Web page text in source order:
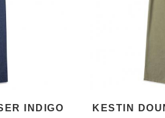
INDIGO
KESTIN